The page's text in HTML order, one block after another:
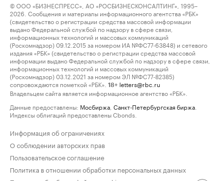
© ООО «БИЗНЕСПРЕСС», АО «РОСБИЗНЕСКОНСАЛТИНГ», 1995–
2026. Сообщения и материалы информационного агентства «РБК»
(свидетельство о регистрации средства массовой информации
выдано Федеральной службой по надзору в сфере связи,
информационных технологий и массовых коммуникаций
(Роскомнадзор) 09.12.2015 за номером ИА №ФС77-63848) и сетевого
издания «РБК» (свидетельство о регистрации средства массовой
информации выдано Федеральной службой по надзору в сфере связи,
информационных технологий и массовых коммуникаций
(Роскомнадзор) 03.12.2021 за номером ЭЛ №ФС77-82385)
сопровождаются пометкой «РБК».
18+ letters@rbc.ru
Владельцем сайта является информационное агентство «РБК».
Данные предоставлены: Мосбиржа Санкт-Петербургская биржа
Индексы облигаций предоставлены Cbonds.
Информация об ограничениях
О соблюдении авторских прав
Пользовательское соглашение
Политика в отношении обработки персональных данных